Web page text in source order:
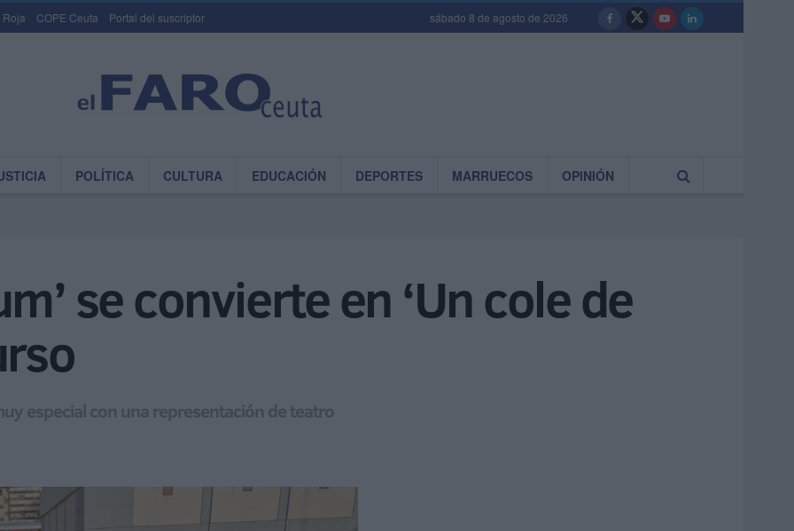
Roja COPE Ceuta Portal del suscriptor sábado 8 de agosto de 2026
POLÍTICA CULTURA EDUCACIÓN DEPORTES MARRUECOS OPINIÓN
se convierte en ‘Un cole de
especial con una representación de teatro